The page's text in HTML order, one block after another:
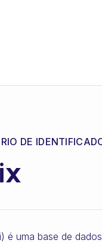
é uma base de dados